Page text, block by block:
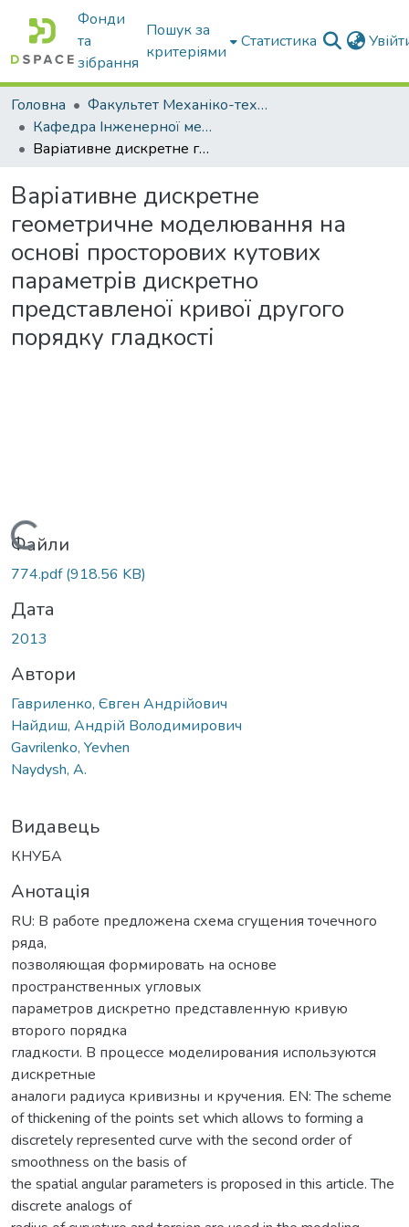
Фонди
та
зібрання
Пошук за
критеріями
Статистика
Головна
Факультет Механіко-технологічний
Кафедра Інженерної механіки та комп'ютерного проектування
Варіативне дискретне геометричне моделювання на основі просторових кутових параметрів дискретно представленої кривої другого порядку гладкості
Варіативне дискретне
геометричне моделювання на
основі просторових кутових
параметрів дискретно
представленої кривої другого
порядку гладкості
Вантажиться...
Файли
774.pdf(918.56 KB)
Дата
2013
Автори
Гавриленко, Євген Андрійович
Найдиш, Андрій Володимирович
Gavrilenko, Yevhen
Naydysh, А.
Видавець
КНУБА
Анотація
RU: В работе предложена схема сгущения точечного
ряда,
позволяющая формировать на основе
пространственных угловых
параметров дискретно представленную кривую
второго порядка
гладкости. В процессе моделирования используются
дискретные
аналоги радиуса кривизны и кручения. EN: The scheme
of thickening of the points set which allows to forming a
discretely represented curve with the second order of
smoothness on the basis of
the spatial angular parameters is proposed in this article. The
discrete analogs of